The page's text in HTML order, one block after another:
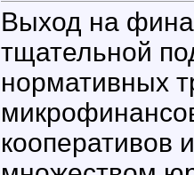
Выход на
тщательной
нормативных
кооперативов